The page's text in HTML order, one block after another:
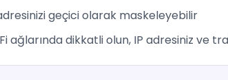
geçici olarak maskeleyebilir
ağlarında dikkatli olun, IP adresiniz ve